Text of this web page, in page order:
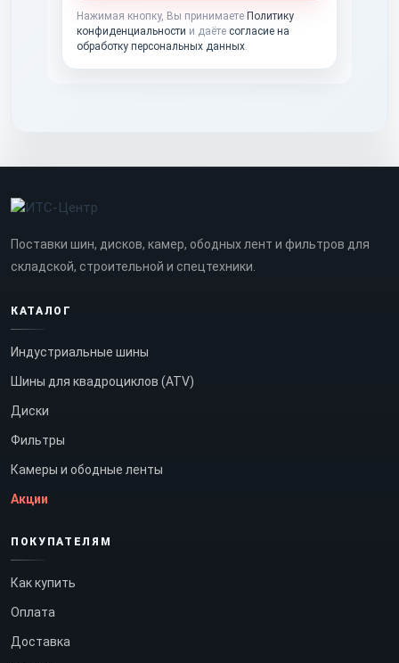
Нажимая кнопку, Вы принимаете Политику
конфиденциальности и даёте согласие на
обработку персональных данных.
Поставки шин, дисков, камер, ободных лент и фильтров для
складской, строительной и спецтехники.
КАТАЛОГ
Индустриальные шины
Шины для квадроциклов (ATV)
Диски
Фильтры
Камеры и ободные ленты
Акции
ПОКУПАТЕЛЯМ
Как купить
Оплата
Доставка